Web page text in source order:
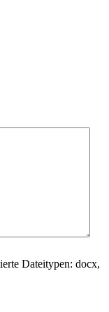
Dateitypen: docx,